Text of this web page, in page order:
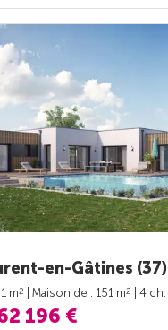
en-Gâtines (37)
m2 | Maison de : 151 m2
| 4 ch.
196 €